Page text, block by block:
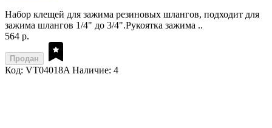
Набор клещей для зажима резиновых шлангов, подходит для
зажима шлангов 1/4" до 3/4".Рукоятка зажима ..
564 р.
Продан
Код: VT04018A Наличие: 4